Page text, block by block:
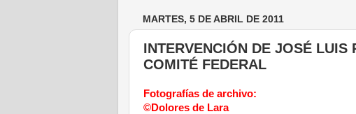
MARTES, 5 DE ABRIL DE 2011
INTERVENCIÓN DE JOSÉ LUIS
COMITÉ FEDERAL
Fotografías de archivo:
©Dolores de Lara